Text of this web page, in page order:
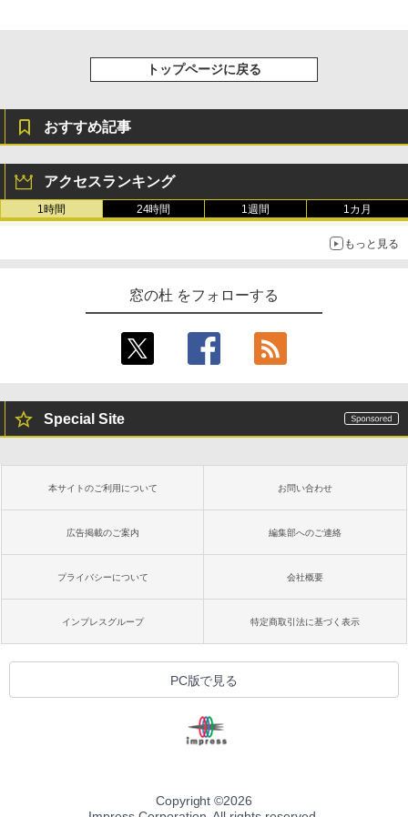
トップページに戻る
おすすめ記事
アクセスランキング
1時間 24時間 1週間 1カ月
もっと見る
窓の杜 をフォローする
Special Site
本サイトのご利用について お問い合わせ
広告掲載のご案内 編集部へのご連絡
プライバシーについて 会社概要
インプレスグループ 特定商取引法に基づく表示
PC版で見る
Copyright ©2026